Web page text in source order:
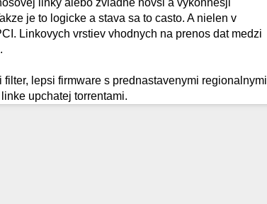
je to logicke a stava sa to casto. A nielen v
Linkovych vrstiev vhodnych na prenos dat medzi
lepsi firmware s prednastavenymi regionalnymi
upchatej torrentami.